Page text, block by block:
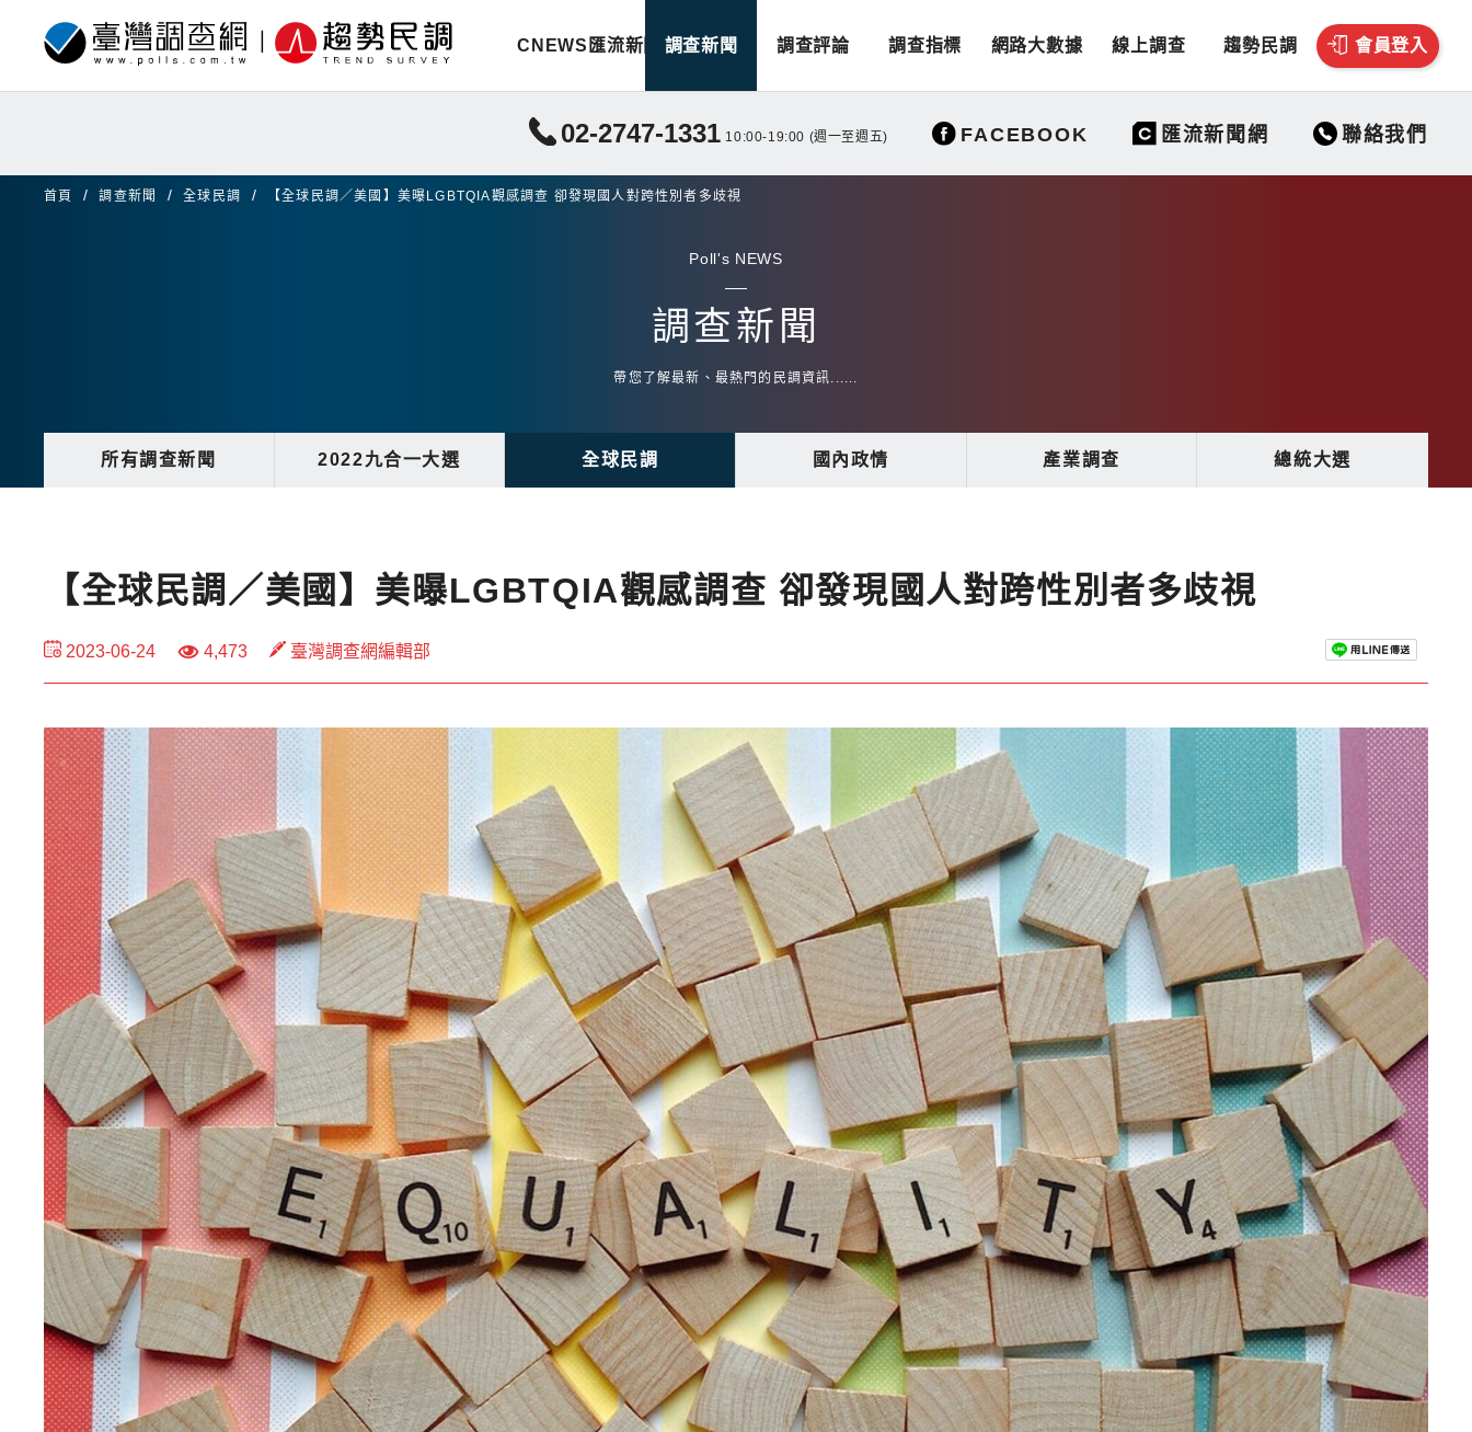
CNEWS匯流新聞 調查新聞 調查評論 調查指標 網路大數據 線上調查 趨勢民調 會員登入
02-2747-1331 10:00-19:00 (週一至週五) FACEBOOK 匯流新聞網 聯絡我們
首頁 調查新聞 全球民調 【全球民調／美國】美曝LGBTQIA觀感調查 卻發現國人對跨性別者多歧視
Poll's NEWS
調查新聞
帶您了解最新、最熱門的民調資訊......
所有調查新聞 2022九合一大選 全球民調 國內政情 產業調查 總統大選
【全球民調／美國】美曝LGBTQIA觀感調查 卻發現國人對跨性別者多歧視
2023-06-24 4,473 臺灣調查網編輯部